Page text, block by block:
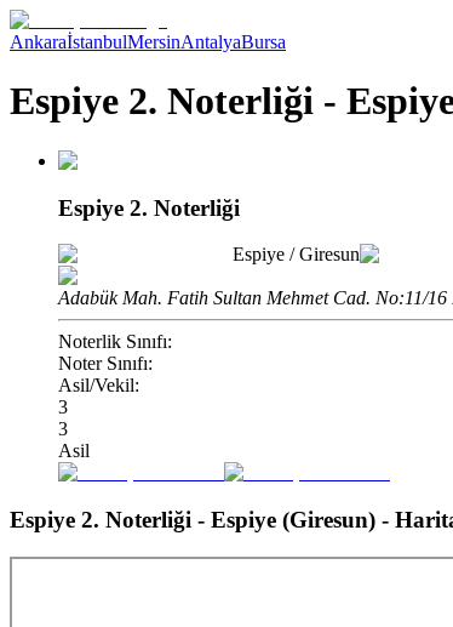
AnkaraİstanbulMersinAntalyaBursa
Espiye 2. Noterliği -
Espiye 2. Noterliği
Espiye /Giresun
Adabük Mah. Fatih Sultan Mehmet Cad. No:11/
Noterlik Sınıfı:
Noter Sınıfı:
Asil/Vekil:
3
3
Asil
Espiye 2. Noterliği - Espiye (Giresun) -